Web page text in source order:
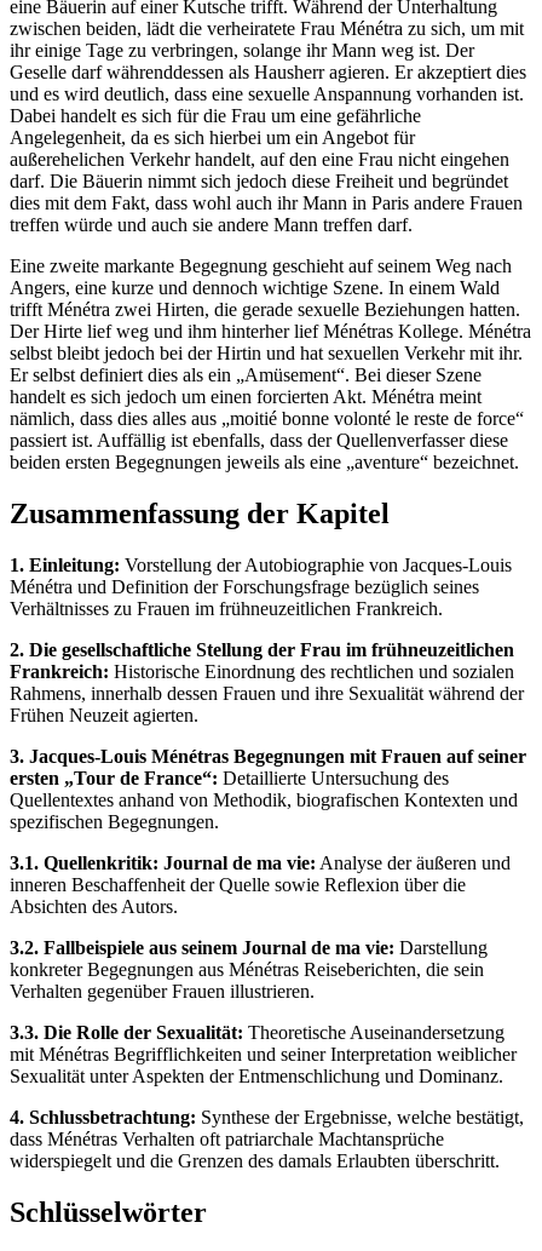
eine Bäuerin auf einer Kutsche trifft. Während der Unterhaltung
zwischen beiden, lädt die verheiratete Frau Ménétra zu sich, um mit
ihr einige Tage zu verbringen, solange ihr Mann weg ist. Der
Geselle darf währenddessen als Hausherr agieren. Er akzeptiert dies
und es wird deutlich, dass eine sexuelle Anspannung vorhanden ist.
Dabei handelt es sich für die Frau um eine gefährliche
Angelegenheit, da es sich hierbei um ein Angebot für
außerehelichen Verkehr handelt, auf den eine Frau nicht eingehen
darf. Die Bäuerin nimmt sich jedoch diese Freiheit und begründet
dies mit dem Fakt, dass wohl auch ihr Mann in Paris andere Frauen
treffen würde und auch sie andere Mann treffen darf.
Eine zweite markante Begegnung geschieht auf seinem Weg nach
Angers, eine kurze und dennoch wichtige Szene. In einem Wald
trifft Ménétra zwei Hirten, die gerade sexuelle Beziehungen hatten.
Der Hirte lief weg und ihm hinterher lief Ménétras Kollege. Ménétra
selbst bleibt jedoch bei der Hirtin und hat sexuellen Verkehr mit ihr.
Er selbst definiert dies als ein „Amüsement“. Bei dieser Szene
handelt es sich jedoch um einen forcierten Akt. Ménétra meint
nämlich, dass dies alles aus „moitié bonne volonté le reste de force“
passiert ist. Auffällig ist ebenfalls, dass der Quellenverfasser diese
beiden ersten Begegnungen jeweils als eine „aventure“ bezeichnet.
Zusammenfassung der Kapitel
1. Einleitung: Vorstellung der Autobiographie von Jacques-Louis
Ménétra und Definition der Forschungsfrage bezüglich seines
Verhältnisses zu Frauen im frühneuzeitlichen Frankreich.
2. Die gesellschaftliche Stellung der Frau im frühneuzeitlichen
Frankreich: Historische Einordnung des rechtlichen und sozialen
Rahmens, innerhalb dessen Frauen und ihre Sexualität während der
Frühen Neuzeit agierten.
3. Jacques-Louis Ménétras Begegnungen mit Frauen auf seiner
ersten „Tour de France“: Detaillierte Untersuchung des
Quellentextes anhand von Methodik, biografischen Kontexten und
spezifischen Begegnungen.
3.1. Quellenkritik: Journal de ma vie: Analyse der äußeren und
inneren Beschaffenheit der Quelle sowie Reflexion über die
Absichten des Autors.
3.2. Fallbeispiele aus seinem Journal de ma vie: Darstellung
konkreter Begegnungen aus Ménétras Reiseberichten, die sein
Verhalten gegenüber Frauen illustrieren.
3.3. Die Rolle der Sexualität: Theoretische Auseinandersetzung
mit Ménétras Begrifflichkeiten und seiner Interpretation weiblicher
Sexualität unter Aspekten der Entmenschlichung und Dominanz.
4. Schlussbetrachtung: Synthese der Ergebnisse, welche bestätigt,
dass Ménétras Verhalten oft patriarchale Machtansprüche
widerspiegelt und die Grenzen des damals Erlaubten überschritt.
Schlüsselwörter